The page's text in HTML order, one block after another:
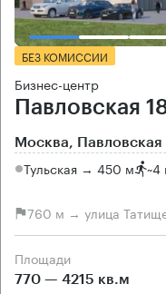
БЕЗ КОМИССИИ
Бизнес-центр
Павловская
Москва, Павловская
Тульская → 450 м ~4
760 м → улица
Площади
770 — 4215 кв.м